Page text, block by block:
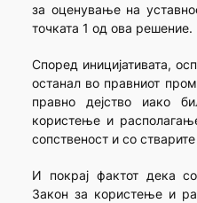
за оценување на
точката 1 од ова решение.
Според иницијативата,
останал во правниот
правно дејство иако
користење и
сопственост и со
И покрај фактот дека
Закон за користење и